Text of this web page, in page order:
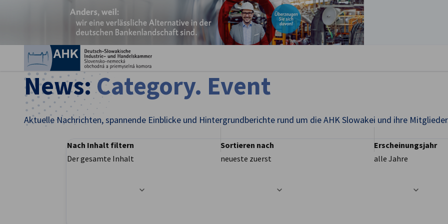
Einstellungen schließen
News:Category. Event
Aktuelle Nachrichten, spannende Einblicke und Hintergrundberichte rund um die AHK Slowakei und ihre
Filteroptionen wurden erfolgreich aktualisiert
Nach Inhalt filtern
Der gesamte Inhalt
Sortieren nach
neueste zuerst
Erscheinungsjahr
alle Jahre